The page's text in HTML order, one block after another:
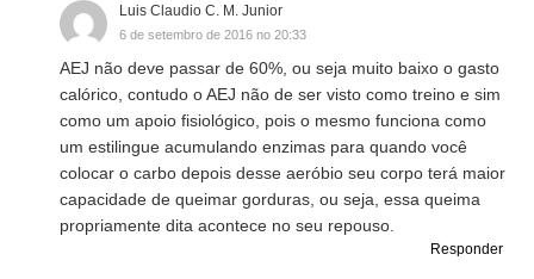
Luis Claudio C. M. Junior
6 de setembro de 2016 no 20:33
AEJ não deve passar de 60%, ou seja muito baixo o gasto
calórico, contudo o AEJ não de ser visto como treino e sim
como um apoio fisiológico, pois o mesmo funciona como
um estilingue acumulando enzimas para quando você
colocar o carbo depois desse aeróbio seu corpo terá maior
capacidade de queimar gorduras, ou seja, essa queima
propriamente dita acontece no seu repouso.
Responder